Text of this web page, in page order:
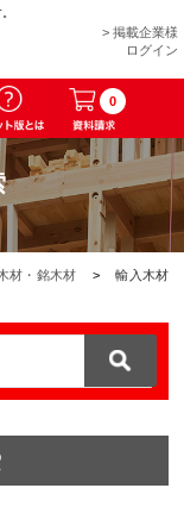
> 掲載企業様
ログイン
0
材・銘木材 > 輸入木材